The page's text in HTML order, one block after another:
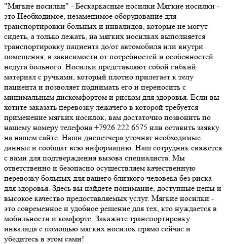
"Мягкие носилки" - Бескаркасные носилки Мягкие носилки -
это Необходимое, незаменимое оборудование для
транспортировки больных и инвалидов, которые не могут
сидеть, а только лежать, на мягких носилках выполняется
транспортировку пациента до/от автомобиля или внутри
помещения, в зависимости от потребностей и особенностей
недуга больного. Носилки представляют собой гибкий
материал с ручками, который плотно прилегает к телу
пациента и позволяет поднимать его и переносить с
минимальным дискомфортом и риском для здоровья. Если вы
хотите заказать перевозку лежачего в которой требуется
применение мягких носилок, вам достаточно позвонить по
нашему номеру телефона +7926 222 6575 или оставить заявку
на нашем сайте. Наши диспетчера уточнят необходимые
данные и сообщат всю информацию. Наш сотрудник свяжется
с вами для подтверждения вызова специалиста. Мы
ответственно и безопасно осуществляем качественную
перевозку больных для вашего близкого человека без риска
для здоровья. Здесь вы найдете понимание, доступные цены и
высокое качество предоставляемых услуг. Мягкие носилки -
это современное и удобное решение для тех, кто нуждается в
мобильности и комфорте. Закажите транспортировку
инвалида с помощью мягких носилок прямо сейчас и
убедитесь в этом сами!